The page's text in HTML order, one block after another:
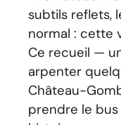
subtils reflets,
normal : cette
Ce recueil —
arpenter
Château-
prendre le